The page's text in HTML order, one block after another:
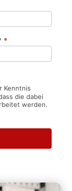
*
Kenntnis
die dabei
werden.